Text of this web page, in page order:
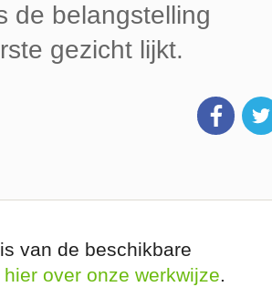
de belangstelling
gezicht lijkt.
van de beschikbare
hier over onze werkwijze.